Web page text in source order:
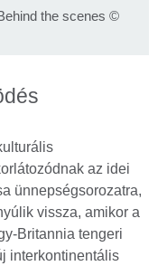
the scenes ©
az idei
ünnepségsorozatra,
vissza, amikor a
Britannia tengeri
interkontinentális